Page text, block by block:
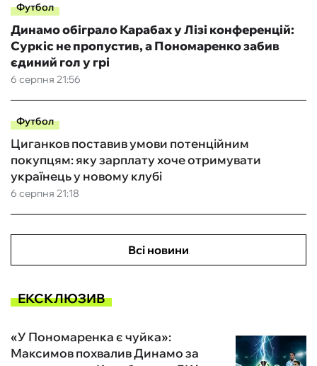
Футбол
6 серпня 21:56
Динамо обіграло Карабах у Лізі конференцій:
Суркіс не пропустив, а Пономаренко забив
єдиний гол у грі
Футбол
6 серпня 21:18
Циганков поставив умови потенційним
покупцям: яку зарплату хоче отримувати
українець у новому клубі
Всі новини
ЕКСКЛЮЗИВ
«У Пономаренка є чуйка»:
Максимов похвалив Динамо за